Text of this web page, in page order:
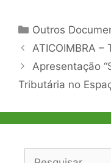
Categorias
Outros
Navegação
de
artigos
ATICOIMBRA –
Apresentação
Tributária no
Pesquisar